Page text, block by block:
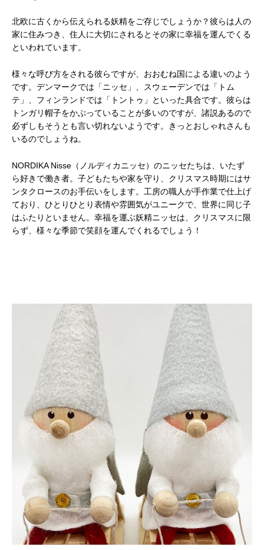
北欧に古くから伝えられる妖精をご存じでしょうか？彼らは人の
家に住みつき、住人に大切にされるとその家に幸福を運んでくる
といわれています。
様々な呼び方をされる彼らですが、おおむね国による違いのよう
です。デンマークでは「ニッセ」、スウェーデンでは「トム
テ」、フィンランドでは「トントゥ」といった具合です。彼らは
トンガリ帽子をかぶっていることが多いのですが、諸説あるので
必ずしもそうとも言い切れないようです。きっとおしゃれさんも
いるのでしょうね。
NORDIKA Nisse（ノルディカニッセ）のニッセたちは、いたず
ら好きで働き者。子どもたちや家を守り、クリスマス時期にはサ
ンタクロースのお手伝いをします。工房の職人が手作業で仕上げ
ており、ひとりひとり表情や雰囲気がユニークで、世界に同じ子
はふたりといません。幸福を運ぶ妖精ニッセは、クリスマスに限
らず、様々な季節で笑顔を運んでくれるでしょう！